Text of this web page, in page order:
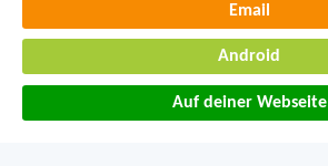
Email
Android
Auf deiner Webseite